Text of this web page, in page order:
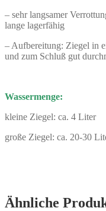
– sehr langsamer
lange lagerfähig
– Aufbereitung: Ziegel in
und zum Schluß gut
Wassermenge:
kleine Ziegel: ca. 4 Liter
große Ziegel: ca. 20-30
Ähnliche